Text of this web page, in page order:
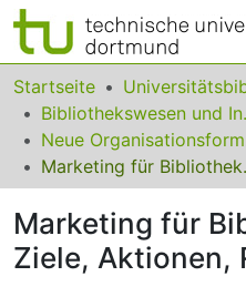
Bereiche & Sammlungen
Das gesamte Repositorium
Statistiken
FAQ
Leitlinien
Startseite
Marketing für
Ziele, Aktionen,